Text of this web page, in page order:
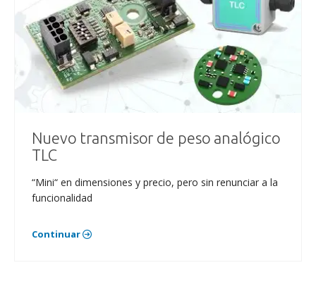
Nuevo transmisor de peso analógico
TLC
“Mini“ en dimensiones y precio, pero sin renunciar a la
funcionalidad
Continuar